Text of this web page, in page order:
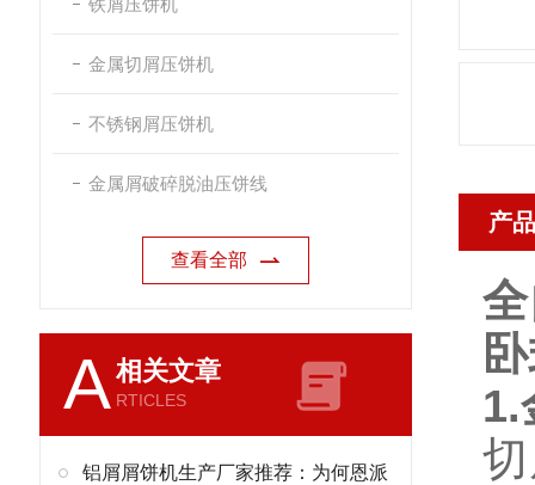
铁屑压饼机
金属切屑压饼机
不锈钢屑压饼机
金属屑破碎脱油压饼线
查看全部
A相关文章
RTICLES
铝屑屑饼机生产厂家推荐：为何恩派
产
1.